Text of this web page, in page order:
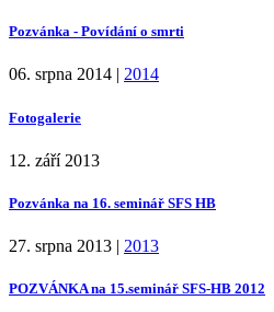
Pozvánka - Povídání o smrti
06. srpna 2014 | 2014
Fotogalerie
12. září 2013
Pozvánka na 16. seminář SFS HB
27. srpna 2013 | 2013
POZVÁNKA na 15.seminář SFS-HB 2012